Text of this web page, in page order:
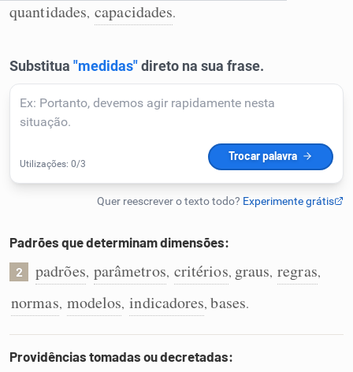
Resumir Texto
Corrigir Texto
Detector de IA
Humanizador de IA
Cata-letras
Conexões
Caça-palavras
quantidades, capacidades.
Padrões que determinam dimensões:
2 padrões, parâmetros, critérios, graus, regras,
normas, modelos, indicadores,bases.
Providências tomadas ou decretadas: